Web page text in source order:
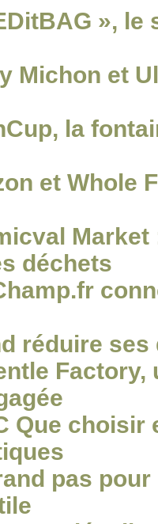
», le
Michon et
la
et Whole
déchets
réduire
Que
pas